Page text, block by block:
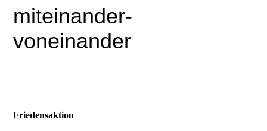
miteinander-
voneinander
Friedensaktion